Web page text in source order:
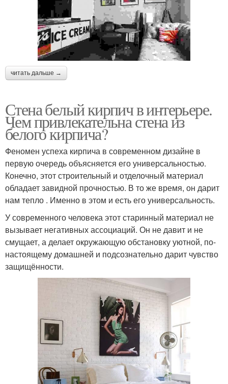
читать дальше →
Стена белый кирпич в интерьере.
Чем привлекательна стена из
белого кирпича?
Феномен успеха кирпича в современном дизайне в
первую очередь объясняется его универсальностью.
Конечно, этот строительный и отделочный материал
обладает завидной прочностью. В то же время, он дарит
нам тепло . Именно в этом и есть его универсальность.
У современного человека этот старинный материал не
вызывает негативных ассоциаций. Он не давит и не
смущает, а делает окружающую обстановку уютной, по-
настоящему домашней и подсознательно дарит чувство
защищённости.